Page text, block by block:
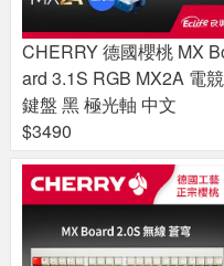
CHERRY 德國櫻桃 MX
ard 3.1S RGB MX2A 電競
鍵盤 黑 極光軸 中文
$3490